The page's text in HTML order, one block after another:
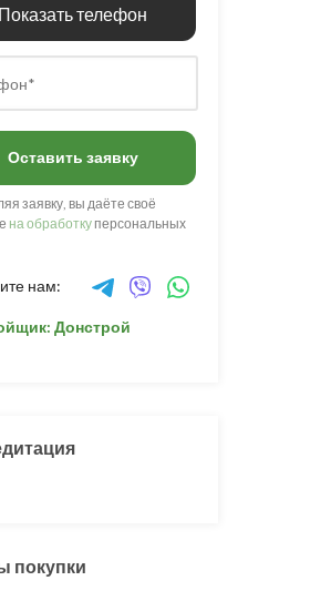
Показать телефон
Оставить заявку
заявку, вы даёте своё
на обработкуперсональных
нам:
Донстрой
покупки